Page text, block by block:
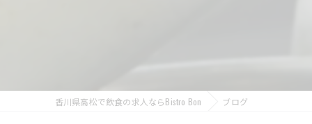
香川県高松で飲食の求人ならBistro Bon ブログ